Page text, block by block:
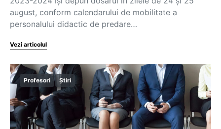
august, conform calendarului de mobilitate a
personalului didactic de predare…
Vezi articolul
Profesori Știri